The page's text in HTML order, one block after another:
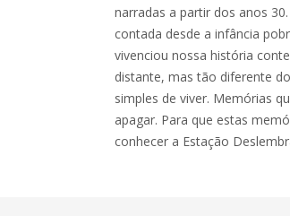
narradas a partir dos anos
contada desde a infância
vivenciou nossa história
distante, mas tão diferente
simples de viver. Memórias
apagar. Para que estas
conhecer a Estação